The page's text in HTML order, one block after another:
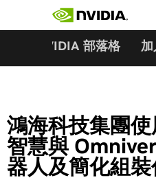
NVIDIA 部落格
鴻海科技集團
智慧與
器人及簡化組